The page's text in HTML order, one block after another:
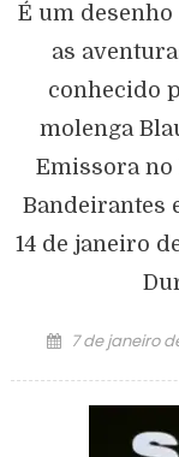
É um
as
conhecido
molenga
Emissora no
Bandeirantes
14 de janeiro
7 de janeiro